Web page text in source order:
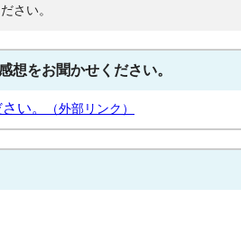
さい。
想をお聞かせください。
い。 （外部リンク）